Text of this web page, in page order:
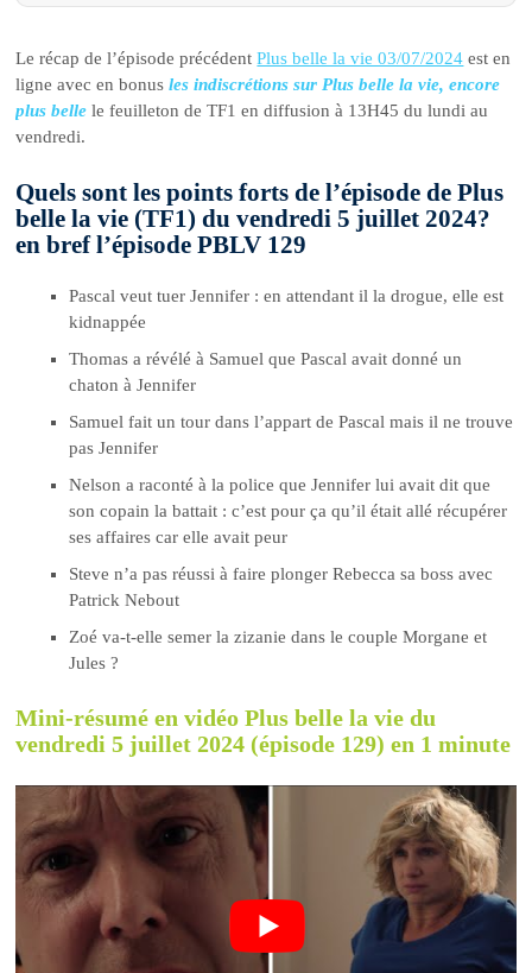
Le récap de l’épisode précédentPlus belle la vie 03/07/2024 est en
ligne avec en bonusles indiscrétions sur Plus belle la vie, encore
plus belle le feuilleton de TF1 en diffusion à 13H45 du lundi au
vendredi.
Quels sont les points forts de l’épisode de Plus
belle la vie (TF1) du vendredi 5 juillet 2024?
en bref l’épisode PBLV 129
Pascal veut tuer Jennifer : en attendant il la drogue, elle est
kidnappée
Thomas a révélé à Samuel que Pascal avait donné un
chaton à Jennifer
Samuel fait un tour dans l’appart de Pascal mais il ne trouve
pas Jennifer
Nelson a raconté à la police que Jennifer lui avait dit que
son copain la battait : c’est pour ça qu’il était allé récupérer
ses affaires car elle avait peur
Steve n’a pas réussi à faire plonger Rebecca sa boss avec
Patrick Nebout
Zoé va-t-elle semer la zizanie dans le couple Morgane et
Jules ?
Mini-résumé en vidéo Plus belle la vie du
vendredi 5 juillet 2024 (épisode 129) en 1 minute